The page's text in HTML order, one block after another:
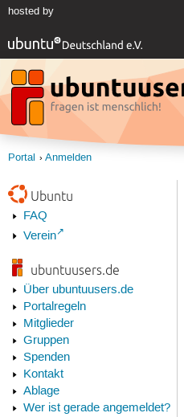
hosted by
Portal Anmelden
Ubuntu
FAQ
Verein
ubuntuusers.de
Über ubuntuusers.de
Portalregeln
Mitglieder
Gruppen
Spenden
Kontakt
Ablage
Wer ist gerade angemeldet?